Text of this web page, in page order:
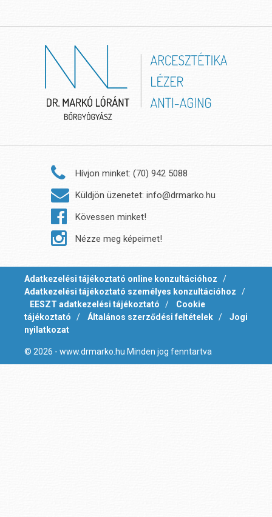
Hívjon minket: (70) 942 5088
Küldjön üzenetet: info@drmarko.hu
Kövessen minket!
Nézze meg képeimet!
Adatkezelési tájékoztató online konzultációhoz /
Adatkezelési tájékoztató személyes konzultációhoz /
EESZT adatkezelési tájékoztató / Cookie
tájékoztató / Általános szerződési feltételek / Jogi
nyilatkozat
© 2026 - www.drmarko.hu Minden jog fenntartva